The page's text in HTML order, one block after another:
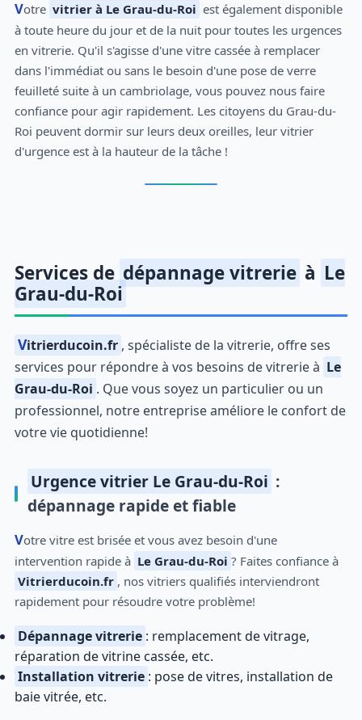
Votre vitrier à Le Grau-du-Roi est également disponible
à toute heure du jour et de la nuit pour toutes les urgences
en vitrerie. Qu'il s'agisse d'une vitre cassée à remplacer
dans l'immédiat ou sans le besoin d'une pose de verre
feuilleté suite à un cambriolage, vous pouvez nous faire
confiance pour agir rapidement. Les citoyens du Grau-du-
Roi peuvent dormir sur leurs deux oreilles, leur vitrier
d'urgence est à la hauteur de la tâche !
Services de dépannage vitrerie à Le
Grau-du-Roi
Vitrierducoin.fr , spécialiste de la vitrerie, offre ses
services pour répondre à vos besoins de vitrerie à Le
Grau-du-Roi . Que vous soyez un particulier ou un
professionnel, notre entreprise améliore le confort de
votre vie quotidienne!
Urgence vitrier Le Grau-du-Roi :
dépannage rapide et fiable
Votre vitre est brisée et vous avez besoin d'une
intervention rapide à Le Grau-du-Roi ? Faites confiance à
Vitrierducoin.fr , nos vitriers qualifiés interviendront
rapidement pour résoudre votre problème!
Dépannage vitrerie : remplacement de vitrage,
réparation de vitrine cassée, etc.
Installation vitrerie : pose de vitres, installation de
baie vitrée, etc.